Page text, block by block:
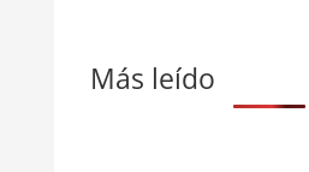
Más leído